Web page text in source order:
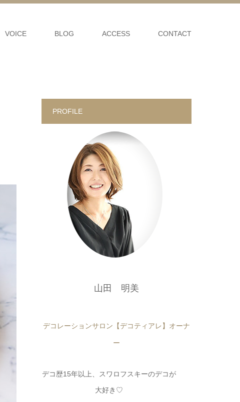
VOICE BLOG ACCESS CONTACT
PROFILE
山田 明美
デコレーションサロン【デコティアレ】オーナ
ー
デコ歴15年以上、スワロフスキーのデコが
大好き♡